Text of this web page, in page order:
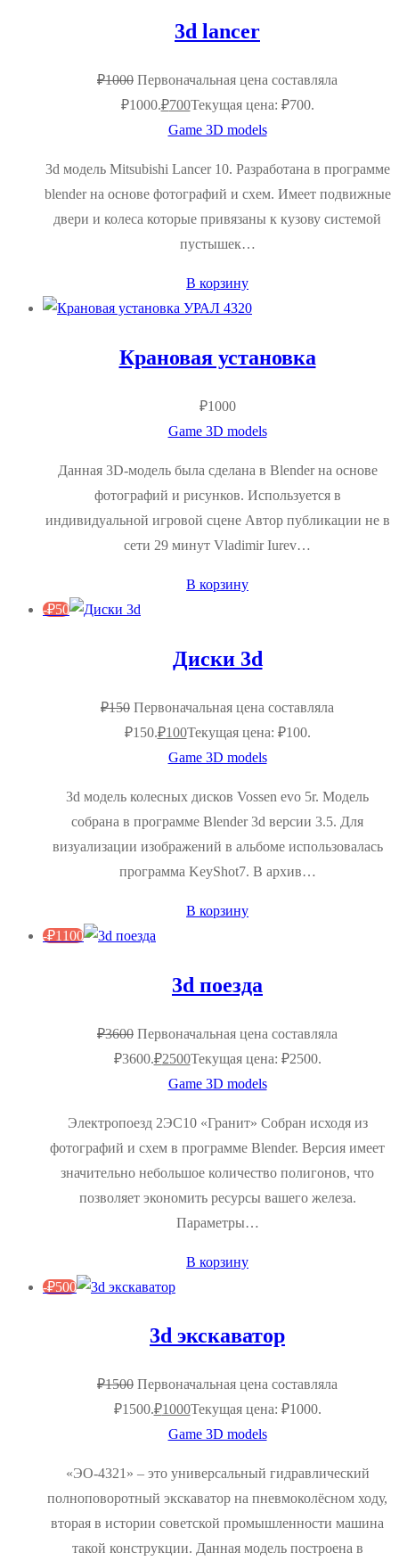
3d lancer
₽1000 Первоначальная цена составляла
₽1000.₽700Текущая цена: ₽700.
Game 3D models
3d модель Mitsubishi Lancer 10. Разработана в программе
blender на основе фотографий и схем. Имеет подвижные
двери и колеса которые привязаны к кузову системой
пустышек…
В корзину
Крановая установка
₽1000
Game 3D models
Данная 3D-модель была сделана в Blender на основе
фотографий и рисунков. Используется в
индивидуальной игровой сцене Автор публикации не в
сети 29 минут Vladimir Iurev…
В корзину
-₽50
Диски 3d
₽150 Первоначальная цена составляла
₽150.₽100Текущая цена: ₽100.
Game 3D models
3d модель колесных дисков Vossen evo 5r. Модель
собрана в программе Blender 3d версии 3.5. Для
визуализации изображений в альбоме использовалась
программа KeyShot7. В архив…
В корзину
-₽1100
3d поезда
₽3600 Первоначальная цена составляла
₽3600.₽2500Текущая цена: ₽2500.
Game 3D models
Электропоезд 2ЭС10 «Гранит» Собран исходя из
фотографий и схем в программе Blender. Версия имеет
значительно небольшое количество полигонов, что
позволяет экономить ресурсы вашего железа.
Параметры…
В корзину
-₽500
3d экскаватор
₽1500 Первоначальная цена составляла
₽1500.₽1000Текущая цена: ₽1000.
Game 3D models
«ЭО-4321» – это универсальный гидравлический
полноповоротный экскаватор на пневмоколёсном ходу,
вторая в истории советской промышленности машина
такой конструкции. Данная модель построена в